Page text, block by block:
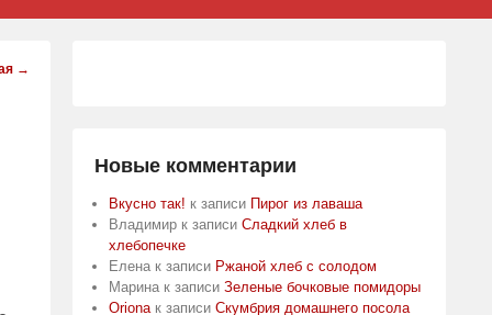
→
Новые комментарии
Вкусно так! к записи Пирог из лаваша
Владимир к записи Сладкий хлеб в
хлебопечке
Елена к записи Ржаной хлеб с солодом
Марина к записи Зеленые бочковые помидоры
Orionaк записи Скумбрия домашнего посола